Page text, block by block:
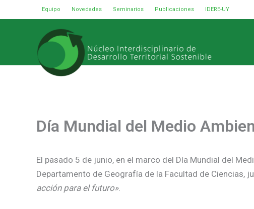
al
Equipo Novedades Seminarios Publicaciones IDERE-UY
Día Mundial del Medio
El pasado 5 de junio, en el marco del Día Mundial del
Departamento de Geografía de la Facultad de Ciencias,
acción para el futuro».